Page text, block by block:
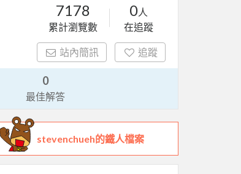
7178
累計瀏覽數
0人
在追蹤
站內簡訊 追蹤
0
最佳解答
stevenchueh的鐵人檔案